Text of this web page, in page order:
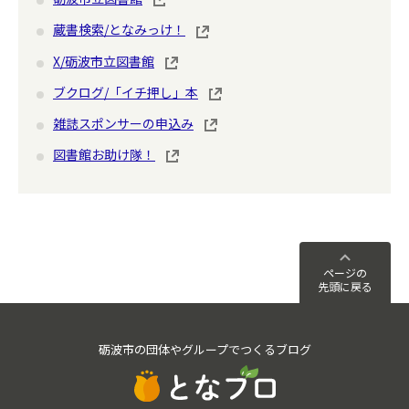
蔵書検索/となみっけ！
X/砺波市立図書館
ブクログ/「イチ押し」本
雑誌スポンサーの申込み
図書館お助け隊！
ページの
先頭に戻る
砺波市の団体やグループでつくるブログ